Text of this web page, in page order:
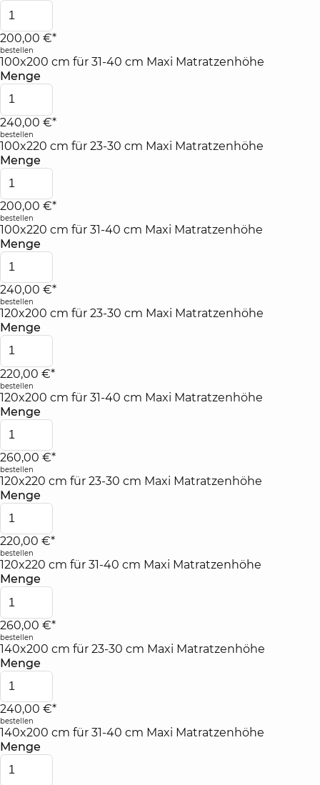
200,00 €*
bestellen
100x200 cm für 31-40 cm Maxi Matratzenhöhe
Menge
240,00 €*
bestellen
100x220 cm für 23-30 cm Maxi Matratzenhöhe
Menge
200,00 €*
bestellen
100x220 cm für 31-40 cm Maxi Matratzenhöhe
Menge
240,00 €*
bestellen
120x200 cm für 23-30 cm Maxi Matratzenhöhe
Menge
220,00 €*
bestellen
120x200 cm für 31-40 cm Maxi Matratzenhöhe
Menge
260,00 €*
bestellen
120x220 cm für 23-30 cm Maxi Matratzenhöhe
Menge
220,00 €*
bestellen
120x220 cm für 31-40 cm Maxi Matratzenhöhe
Menge
260,00 €*
bestellen
140x200 cm für 23-30 cm Maxi Matratzenhöhe
Menge
240,00 €*
bestellen
140x200 cm für 31-40 cm Maxi Matratzenhöhe
Menge